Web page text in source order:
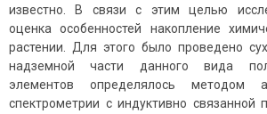
известно. В связи с этим целью
оценка особенностей накопление
растении. Для этого было проведено
надземной части данного вида
элементов определялось методом
спектрометрии с индуктивно связанной